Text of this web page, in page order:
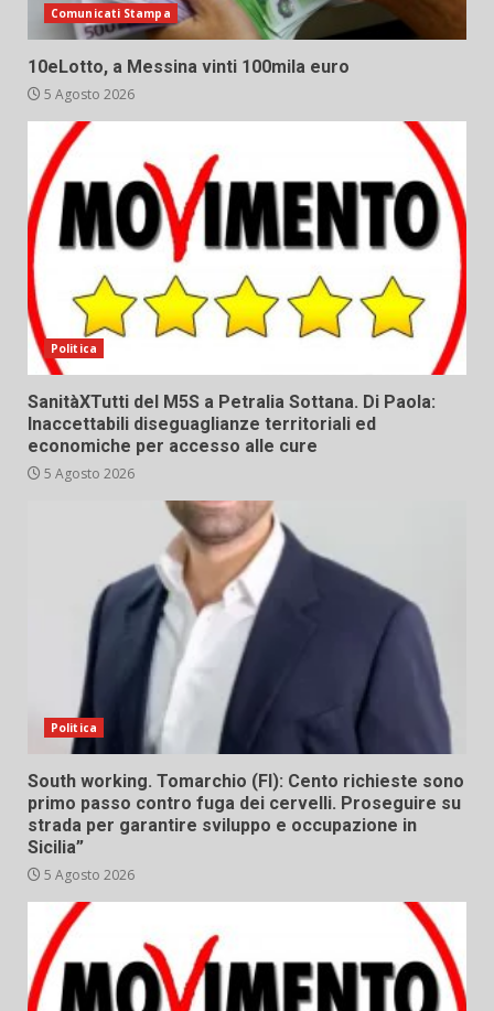
Comunicati Stampa
10eLotto, a Messina vinti 100mila euro
5 Agosto 2026
Politica
SanitàXTutti del M5S a Petralia Sottana. Di Paola:
Inaccettabili diseguaglianze territoriali ed
economiche per accesso alle cure
5 Agosto 2026
Politica
South working. Tomarchio (FI): Cento richieste sono
primo passo contro fuga dei cervelli. Proseguire su
strada per garantire sviluppo e occupazione in
Sicilia”
5 Agosto 2026